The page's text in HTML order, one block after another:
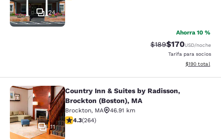
24
Ahorra 10 %
Precio tachado:
$189Precio con
$170USD/noche
Tarifa para socios
Ver detalles
$190 total
Country Inn & Suites by Radisson,
11
Country Inn & Suites by Radisson,
Brockton (Boston), MA
Brockton, MA
46.91 km
calificación de 4.28 estrellas. Excelente. 264 reseñas
4.3(264)